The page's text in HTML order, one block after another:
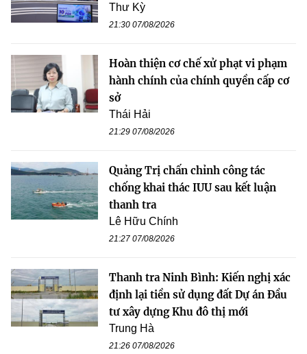
Thư Kỳ
21:30 07/08/2026
Hoàn thiện cơ chế xử phạt vi phạm
hành chính của chính quyền cấp cơ
sở
Thái Hải
21:29 07/08/2026
Quảng Trị chấn chỉnh công tác
chống khai thác IUU sau kết luận
thanh tra
Lê Hữu Chính
21:27 07/08/2026
Thanh tra Ninh Bình: Kiến nghị xác
định lại tiền sử dụng đất Dự án Đầu
tư xây dựng Khu đô thị mới
Trung Hà
21:26 07/08/2026